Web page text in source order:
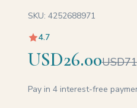
SKU: 4252688971
4.7
USD26.00
Pay in 4 interest-free